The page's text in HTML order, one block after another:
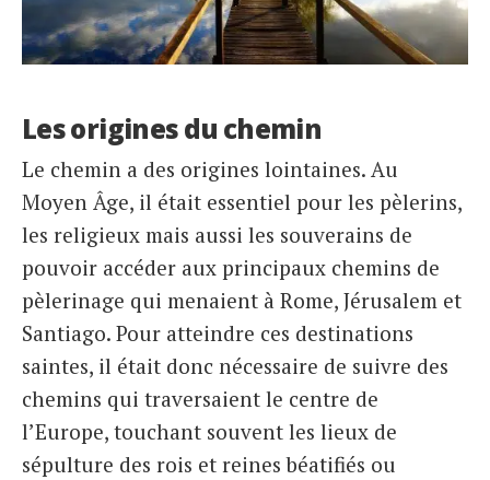
Les origines du chemin
Le chemin a des origines lointaines. Au
Moyen Âge, il était essentiel pour les pèlerins,
les religieux mais aussi les souverains de
pouvoir accéder aux principaux chemins de
pèlerinage qui menaient à Rome, Jérusalem et
Santiago. Pour atteindre ces destinations
saintes, il était donc nécessaire de suivre des
chemins qui traversaient le centre de
l’Europe, touchant souvent les lieux de
sépulture des rois et reines béatifiés ou